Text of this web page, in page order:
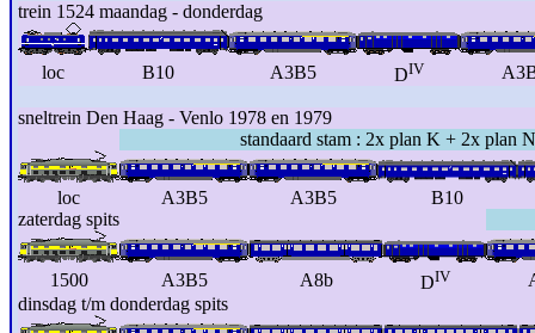
trein 1524 maandag - donderdag
loc B10 A3B5 DIV
sneltrein Den Haag - Venlo 1978 en 1979
standaard stam : 2x plan K + 2x plan N
loc A3B5 A3B5
B10
zaterdag spits
1500 A3B5 A8b DIV
dinsdag t/m donderdag spits